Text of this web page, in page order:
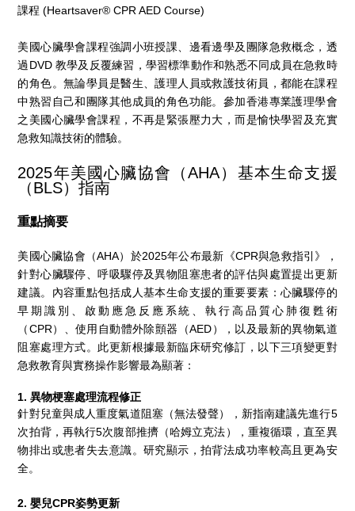
課程 (Heartsaver® CPR AED Course)
美國心臟學會課程強調小班授課、邊看邊學及團隊急救概念，透
過DVD 教學及反覆練習，學習標準動作和熟悉不同成員在急救時
的角色。無論學員是醫生、護理人員或救護技術員，都能在課程
中熟習自己和團隊其他成員的角色功能。參加香港專業護理學會
之美國心臟學會課程，不再是緊張壓力大，而是愉快學習及充實
急救知識技術的體驗。
2025年美國心臟協會（AHA）基本生命支援
（BLS）指南
重點摘要
美國心臟協會（AHA）於2025年公布最新《CPR與急救指引》，
針對心臟驟停、呼吸驟停及異物阻塞患者的評估與處置提出更新
建議。內容重點包括成人基本生命支援的重要要素：心臟驟停的
早期識別、啟動應急反應系統、執行高品質心肺復甦術
（CPR）、使用自動體外除顫器（AED），以及最新的異物氣道
阻塞處理方式。此更新根據最新臨床研究修訂，以下三項變更對
急救教育與實務操作影響最為顯著：
1. 異物梗塞處理流程修正
針對兒童與成人重度氣道阻塞（無法發聲），新指南建議先進行5
次拍背，再執行5次腹部推擠（哈姆立克法），重複循環，直至異
物排出或患者失去意識。研究顯示，拍背法成功率較高且更為安
全。
2. 嬰兒CPR姿勢更新